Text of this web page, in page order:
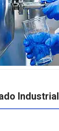
Industrial